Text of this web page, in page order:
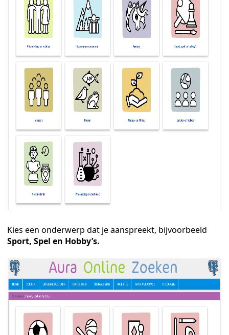
Kies een onderwerp dat je aanspreekt, bijvoorbeeld
Sport, Spel en Hobby’s.